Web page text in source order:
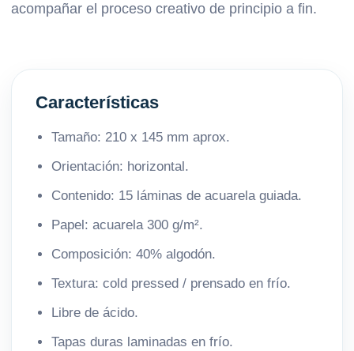
acompañar el proceso creativo de principio a fin.
Características
Tamaño: 210 x 145 mm aprox.
Orientación: horizontal.
Contenido: 15 láminas de acuarela guiada.
Papel: acuarela 300 g/m².
Composición: 40% algodón.
Textura: cold pressed / prensado en frío.
Libre de ácido.
Tapas duras laminadas en frío.